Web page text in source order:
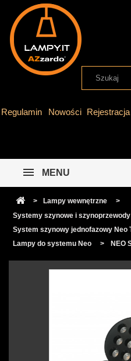
Regulamin Nowości Rejestracja
MENU
> Lampy wewnętrzne
>
Systemy szynowe i szynoprzewody
System szynowy jednofazowy Neo
Lampy do systemu Neo
> NEO